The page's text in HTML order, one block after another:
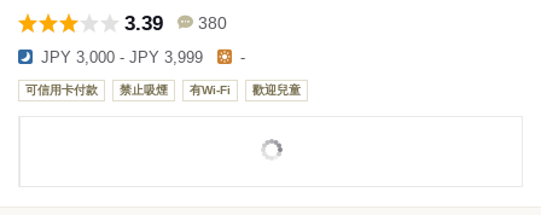
3.39 380
JPY 3,000 - JPY 3,999 -
可信用卡付款 禁止吸煙 有Wi-Fi 歡迎兒童